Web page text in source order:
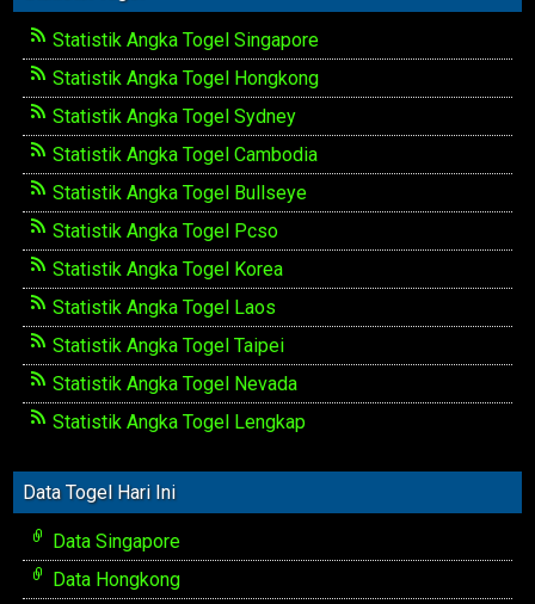
Statistik Angka Togel Singapore
Statistik Angka Togel Hongkong
Statistik Angka Togel Sydney
Statistik Angka Togel Cambodia
Statistik Angka Togel Bullseye
Statistik Angka Togel Pcso
Statistik Angka Togel Korea
Statistik Angka Togel Laos
Statistik Angka Togel Taipei
Statistik Angka Togel Nevada
Statistik Angka Togel Lengkap
Data Togel Hari Ini
Data Singapore
Data Hongkong